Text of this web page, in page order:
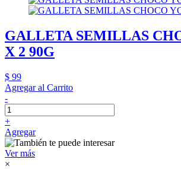
GALLETA SEMILLAS
X 2 90G
$ 99
Agregar al Carrito
-
+
Agregar
Ver más
×